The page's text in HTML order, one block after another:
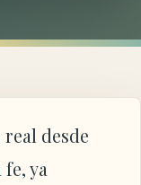
desde
ya